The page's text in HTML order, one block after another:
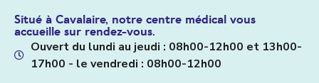
Situé à Cavalaire, notre centre médical vous
accueille sur rendez-vous.
Ouvert du lundi au jeudi : 08h00-12h00 et 13h00-
17h00 - le vendredi : 08h00-12h00